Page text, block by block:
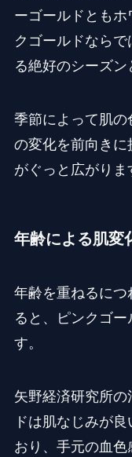
ーゴールドとも
クゴールドなら
る絶好のシーズン
季節によって肌
の変化を前向き
がぐっと広がりま
年齢による肌変
年齢を重ねるに
ると、ピンクゴ
す。
矢野経済研究所
ドは肌なじみが
おり、手元の血